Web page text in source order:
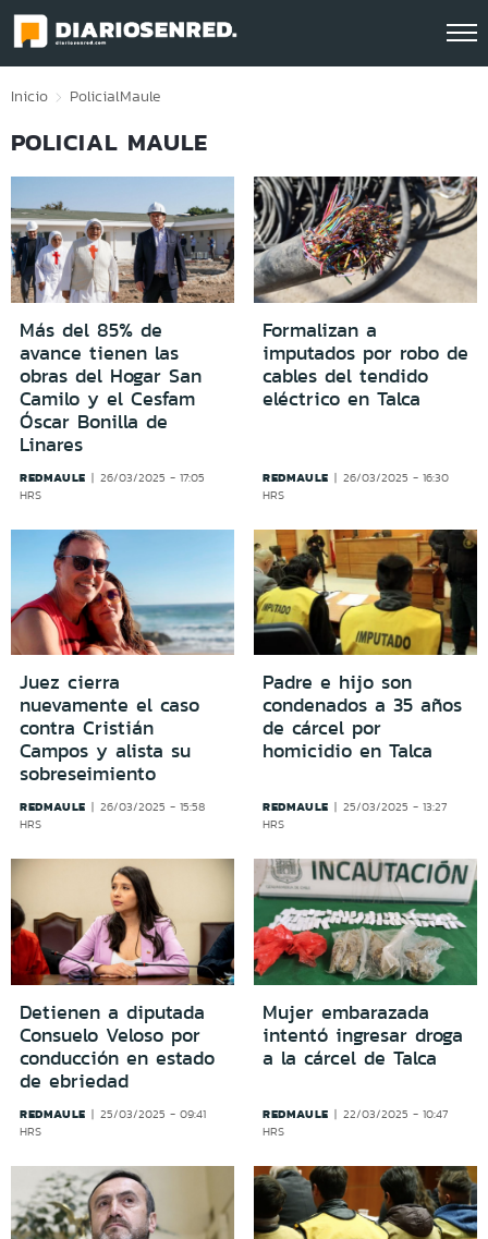
Click acá para ir directamente al contenido
Inicio PolicialMaule
POLICIAL MAULE
Más del 85% de
avance tienen las
obras del Hogar San
Camilo y el Cesfam
Óscar Bonilla de
Linares
REDMAULE
26/03/2025 - 17:05
HRS
Formalizan a
imputados por robo de
cables del tendido
eléctrico en Talca
REDMAULE
26/03/2025 - 16:30
HRS
Juez cierra
nuevamente el caso
contra Cristián
Campos y alista su
sobreseimiento
REDMAULE
26/03/2025 - 15:58
HRS
Padre e hijo son
condenados a 35 años
de cárcel por
homicidio en Talca
REDMAULE
25/03/2025 - 13:27
HRS
Detienen a diputada
Consuelo Veloso por
conducción en estado
de ebriedad
REDMAULE
25/03/2025 - 09:41
HRS
Mujer embarazada
intentó ingresar droga
a la cárcel de Talca
REDMAULE
22/03/2025 - 10:47
HRS